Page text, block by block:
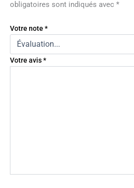
obligatoires sont indiqués avec *
Votre note *
Votre avis*